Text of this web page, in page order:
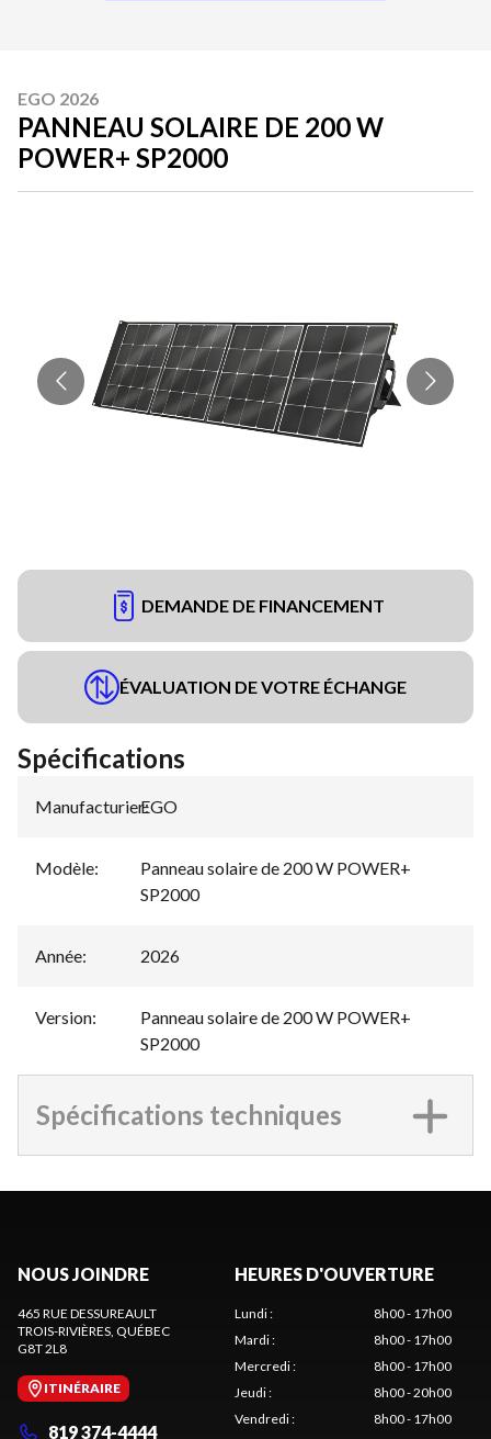
EGO 2026
PANNEAU SOLAIRE DE 200 W
POWER+ SP2000
DEMANDE DE FINANCEMENT
ÉVALUATION DE VOTRE ÉCHANGE
Spécifications
Manufacturier:
EGO
Modèle:
Panneau solaire de 200 W POWER+
SP2000
Année: 2026
Version:
Panneau solaire de 200 W POWER+
SP2000
Spécifications techniques
NOUS JOINDRE
465 RUE DESSUREAULT
TROIS-RIVIÈRES, QUÉBEC
G8T 2L8
ITINÉRAIRE
819 374-4444
HEURES D'OUVERTURE
Lundi:
8h00 - 17h00
Mardi:
8h00 - 17h00
Mercredi:
8h00 - 17h00
Jeudi:
8h00 - 20h00
Vendredi:
8h00 - 17h00